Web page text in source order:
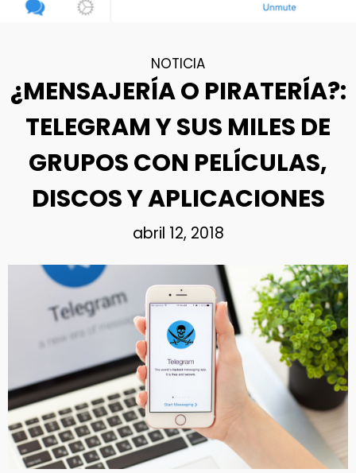
NOTICIA
¿MENSAJERÍA O PIRATERÍA?:
TELEGRAM Y SUS MILES DE
GRUPOS CON PELÍCULAS,
DISCOS Y APLICACIONES
abril 12, 2018